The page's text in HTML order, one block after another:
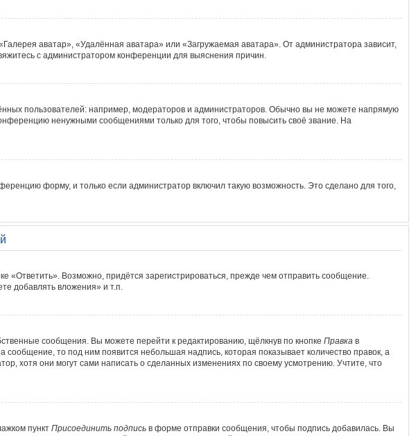
аватар», «Удалённая аватара» или «Загружаемая аватара». От администратора зависит,
с администратором конференции для выяснения причин.
пользователей: например, модераторов и администраторов. Обычно вы не можете напрямую
ненужными сообщениями только для того, чтобы повысить своё звание. На
форму, и только если администратор включил такую возможность. Это сделано для того,
Возможно, придётся зарегистрироваться, прежде чем отправить сообщение.
добавлять вложения» и т.п.
сообщения. Вы можете перейти к редактированию, щёлкнув по кнопке Правка в
то под ним появится небольшая надпись, которая показывает количество правок, а
хотя они могут сами написать о сделанных изменениях по своему усмотрению. Учтите, что
пункт Присоединить подпись в форме отправки сообщения, чтобы подпись добавилась. Вы